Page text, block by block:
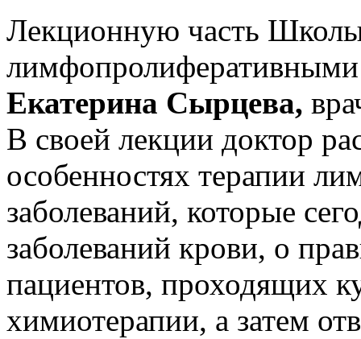
Лекционную часть
лимфопролиферативными
Екатерина Сырцева,
В своей лекции доктор
особенностях терапии
заболеваний, которые
заболеваний крови, о
пациентов, проходящих
химиотерапии, а затем